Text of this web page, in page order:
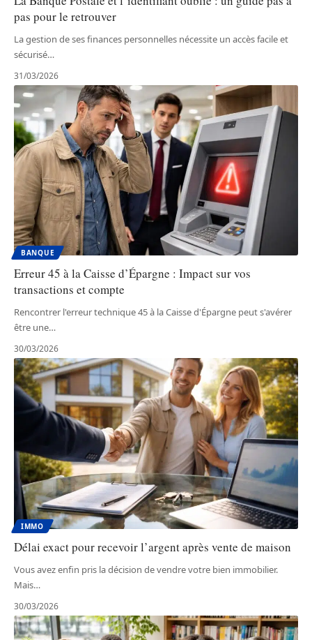
pas pour le retrouver
La gestion de ses finances personnelles nécessite un accès facile et
sécurisé…
31/03/2026
BANQUE
Erreur 45 à la Caisse d’Épargne : Impact sur vos
transactions et compte
Rencontrer l'erreur technique 45 à la Caisse d'Épargne peut s'avérer
être une…
30/03/2026
IMMO
Délai exact pour recevoir l’argent après vente de maison
Vous avez enfin pris la décision de vendre votre bien immobilier.
Mais…
30/03/2026